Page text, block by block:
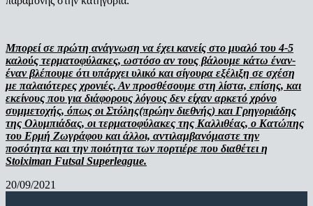
Μπορεί σε πρώτη ανάγνωση να έχει κανείς στο μυαλό του 4-5
καλούς τερματοφύλακες, ωστόσο αν τους βάλουμε κάτω έναν-
έναν βλέπουμε ότι υπάρχει υλικό και σίγουρα εξέλιξη σε σχέση
με παλαιότερες χρονιές. Αν προσθέσουμε στη λίστα, επίσης, και
εκείνους που για διάφορους λόγους δεν είχαν αρκετό χρόνο
συμμετοχής, όπως οι Στόλης(πρώην διεθνής) και Γρηγοριάδης
της Ολυμπιάδας, οι τερματοφύλακες της Καλλιθέας, ο Κατώπης
του Ερμή Ζωγράφου και άλλοι, αντιλαμβανόμαστε την
ποσότητα και την ποιότητα των πορτιέρε που διαθέτει η
Stoiximan Futsal Superleague.
20/09/2021